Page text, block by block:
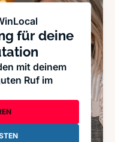
für deine
mit deinem
Ruf im